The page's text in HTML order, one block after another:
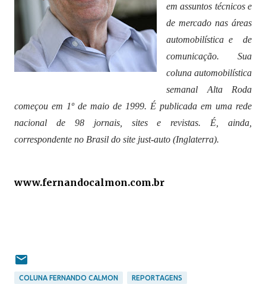
em assuntos técnicos e
de mercado nas áreas
automobilística e de
comunicação. Sua
coluna automobilística
semanal Alta Roda
começou em 1º de maio de 1999. É publicada em uma rede
nacional de 98 jornais, sites e revistas. É, ainda,
correspondente no Brasil do site just-auto (Inglaterra).
www.fernandocalmon.com.br
COLUNA FERNANDO CALMON REPORTAGENS